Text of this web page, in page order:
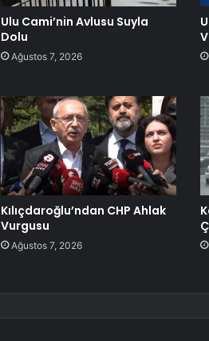
Ulu Cami’nin Avlusu Suyla
Dolu
Ağustos 7, 2026
Kılıçdaroğlu’ndan CHP Ahlak
Vurgusu
Ağustos 7, 2026